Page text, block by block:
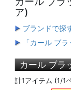
ア)
ブランドで探
「カール ブ
カール ブラ
計1アイテム (1/1